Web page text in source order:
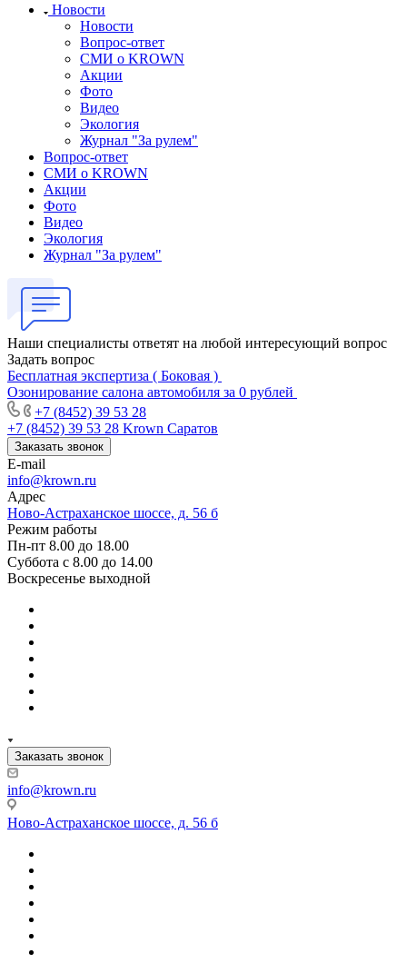
Новости
Новости
Вопрос-ответ
СМИ о KROWN
Акции
Фото
Видео
Экология
Журнал "За рулем"
Вопрос-ответ
СМИ о KROWN
Акции
Фото
Видео
Экология
Журнал "За рулем"
Наши специалисты ответят на любой интересующий вопрос
Задать вопрос
Бесплатная экспертиза ( Боковая )
Озонирование салона автомобиля за 0 рублей
+7 (8452) 39 53 28
+7 (8452) 39 53 28 Krown Саратов
Заказать звонок
E-mail
info@krown.ru
Адрес
Ново-Астраханское шоссе, д. 56 б
Режим работы
Пн-пт 8.00 до 18.00
Суббота с 8.00 до 14.00
Воскресенье выходной
Заказать звонок
info@krown.ru
Ново-Астраханское шоссе, д. 56 б